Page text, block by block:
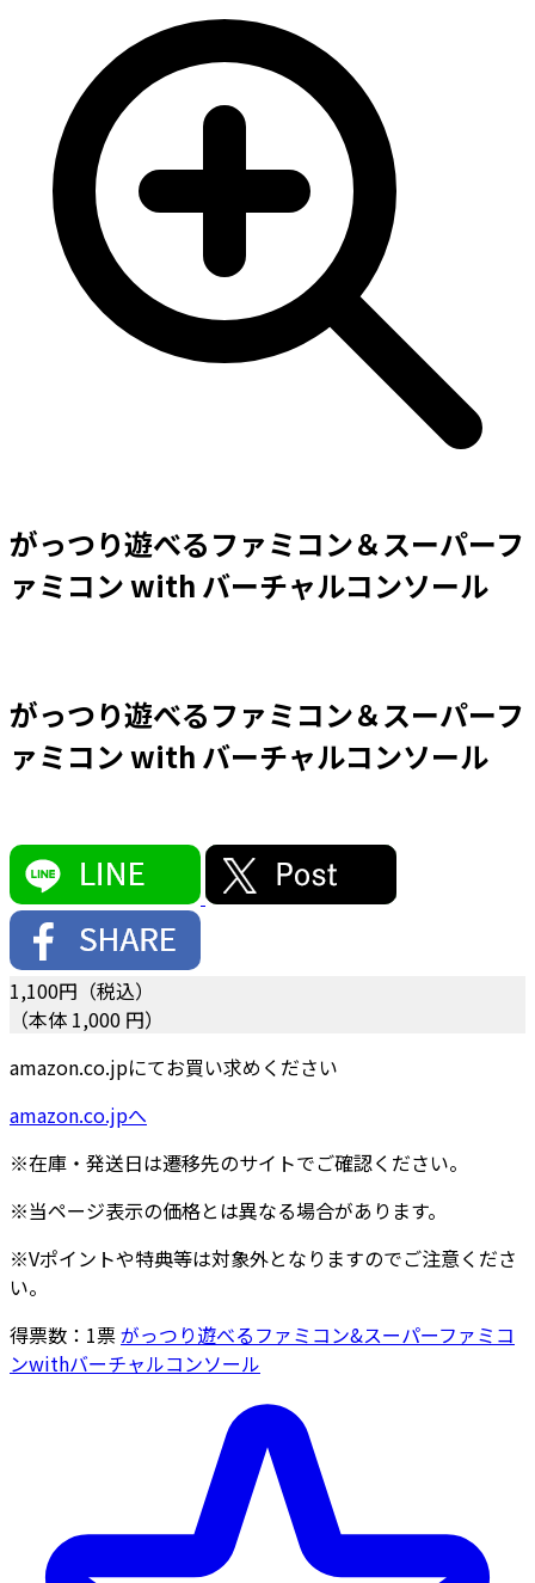
がっつり遊べるファミコン＆スーパーフ
ァミコン with バーチャルコンソール
がっつり遊べるファミコン＆スーパーフ
ァミコン with バーチャルコンソール
1,100円（税込）
（本体 1,000 円）
amazon.co.jpにてお買い求めください
amazon.co.jpへ
※在庫・発送日は遷移先のサイトでご確認ください。
※当ページ表示の価格とは異なる場合があります。
※Vポイントや特典等は対象外となりますのでご注意くださ
い。
得票数： 1票がっつり遊べるファミコン&スーパーファミコ
ンwithバーチャルコンソール